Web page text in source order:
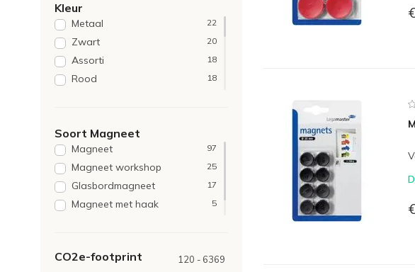
Lichtblauw
Paars
Roze
Kleur
Metaal 22
Zwart 20
Assorti 18
Rood 18
Groen
Geel 10
Grijs 4
Oranje 2
Transparant 2
Roze 1
Soort Magneet
Magneet 97
Magneet workshop 25
Glasbordmagneet 17
Magneet met haak 5
CO2e-footprint 120 - 6369